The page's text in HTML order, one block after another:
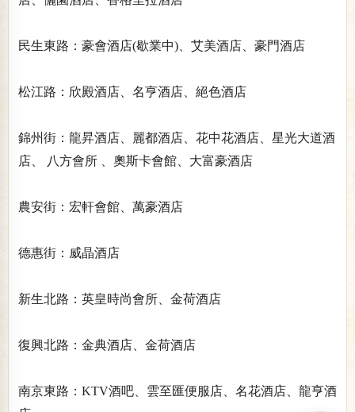
民生東路：豪會酒店(歇業中)、艾美酒店、豪門酒店
松江路：欣殿酒店、名亨酒店、絕色酒店
錦州街：龍昇酒店、麗都酒店、花中花酒店、星光大道酒
店、 八方會所 、奧斯卡會館、大富豪酒店
農安街：宏軒會館、萬豪酒店
德惠街：威晶酒店
新生北路：英皇時尚會所、金荷酒店
復興北路：金典酒店、金荷酒店
南京東路：KTV酒吧、雲至匯便服店、名花酒店、龍亨酒